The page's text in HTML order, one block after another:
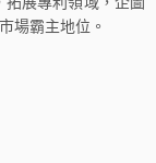
場霸主地位。